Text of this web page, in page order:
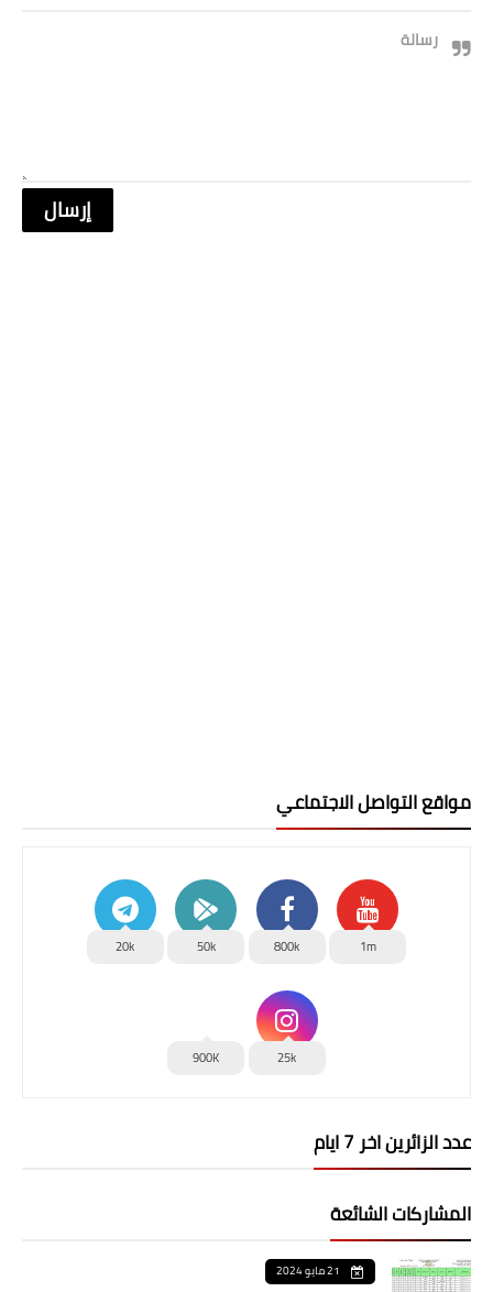
رسالة
مواقع التواصل الاجتماعي
1m
800k
50k
20k
25k
900K
عدد الزائرين اخر 7 ايام
المشاركات الشائعة
21 مايو 2024